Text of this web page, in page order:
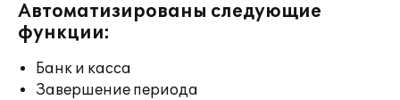
Автоматизированы следующие
функции:
Банк и касса
Завершение периода